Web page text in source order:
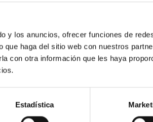
y los anuncios, ofrecer funciones de
haga del sitio web con nuestros
con otra información que les haya
Estadística
¡Instalación fácil y rápida, sin tener que
VER GUÍAS
de